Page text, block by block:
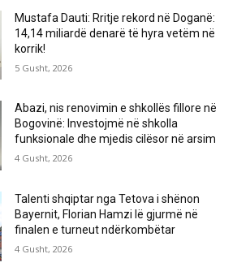
Mustafa Dauti: Rritje rekord në Doganë:
14,14 miliardë denarë të hyra vetëm në
korrik!
5 Gusht, 2026
Abazi, nis renovimin e shkollës fillore në
Bogovinë: Investojmë në shkolla
funksionale dhe mjedis cilësor në arsim
4 Gusht, 2026
Talenti shqiptar nga Tetova i shënon
Bayernit, Florian Hamzi lë gjurmë në
finalen e turneut ndërkombëtar
4 Gusht, 2026